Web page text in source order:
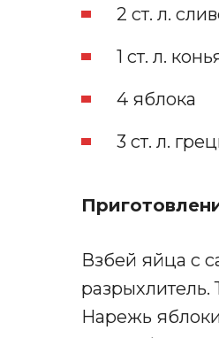
2 ст. л.
1 ст. л.
4 яблока
3 ст. л.
Взбей яйца с
Нарежь